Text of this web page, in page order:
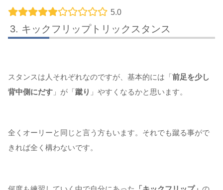
5.0
キックフリップトリックスタンス
スタンスは人それぞれなのですが、基本的には「前足を少し
背中側にだす 」が「蹴り 」やすくなるかと思います。
全くオーリーと同じと言う方もいます。それでも蹴る事がで
きれば全く構わないです。